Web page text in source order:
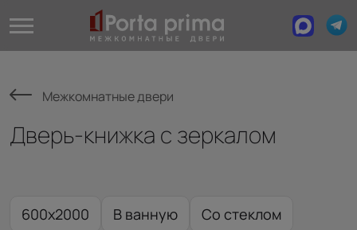
Межкомнатные двери
Дверь-книжка с зеркалом
600x2000 В ванную Со стеклом